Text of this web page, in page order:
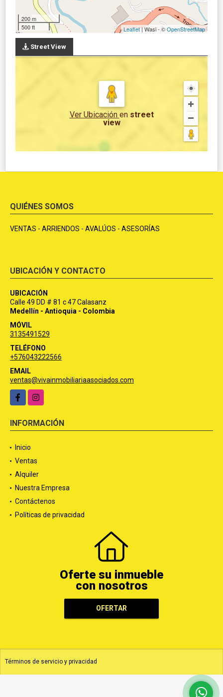
200 m
500 ft
Leaflet| Wasi - ©OpenStreetMap
Street View
Ver Ubicación en street
view
QUIÉNES SOMOS
VENTAS - ARRIENDOS - AVALÚOS - ASESORÍAS
UBICACIÓN Y CONTACTO
UBICACIÓN
Calle 49 DD # 81 c 47 Calasanz
Medellín - Antioquia - Colombia
MÓVIL
3135491529
TELÉFONO
+576043222566
EMAIL
ventas@vivainmobiliariaasociados.com
FacebookInstagram
INFORMACIÓN
Inicio
Ventas
Alquiler
Nuestra Empresa
Contáctenos
Políticas de privacidad
Oferte su inmueble
con nosotros
OFERTAR
Términos de servicio y privacidad